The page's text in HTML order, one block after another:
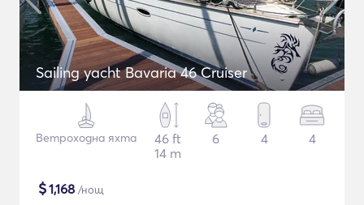
Sailing yacht Bavaria 46 Cruiser
Ветроходна яхта
46 ft
14 m
6 4 4
$1,168 /нощ